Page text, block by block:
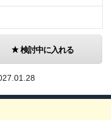
検討中に入れる